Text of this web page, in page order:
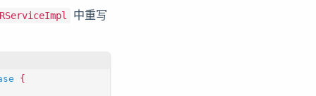
中重写
{